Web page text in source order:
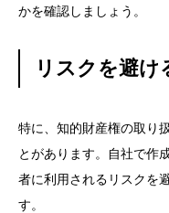
かを確認しましょう。
リスクを避け
特に、知的財産権の取り
とがあります。自社で作
者に利用されるリスクを
す。